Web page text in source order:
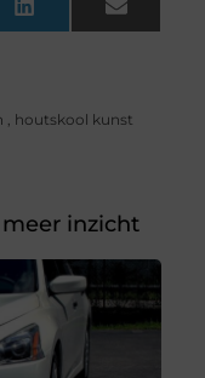
LinkedIn Email
, houtskool kunst
inzicht